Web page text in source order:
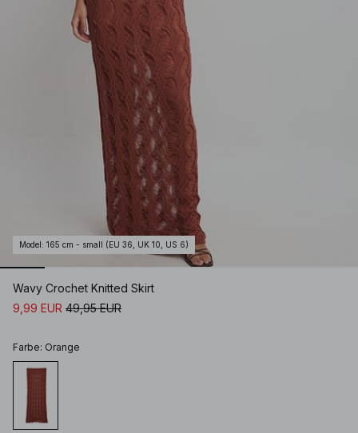
Model : 165 cm - small (EU 36, UK 10, US 6)
Wavy Crochet Knitted Skirt
9,99 EUR 49,95 EUR
Farbe: Orange